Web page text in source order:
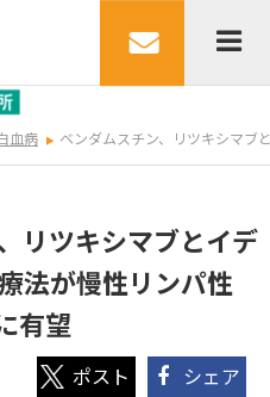
血病 ベンダムスチン、リツキシマブ
リツキシマブとイデ
法が慢性リンパ性
有望
シェア